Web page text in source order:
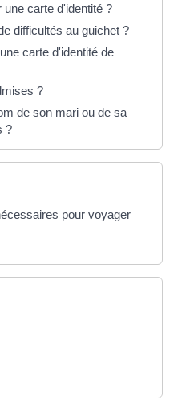
une carte d'identité ?
difficultés au guichet ?
carte d'identité de
?
de son mari ou de sa
?
pour voyager